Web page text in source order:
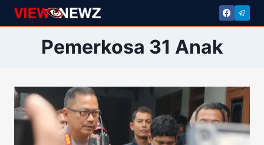
Skip
to
Pemerkosa 31 Anak